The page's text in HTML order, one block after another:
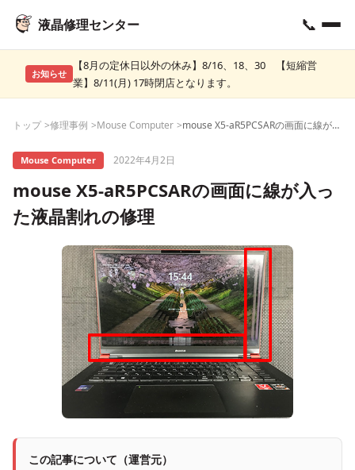
液晶修理センター 📞
お知らせ
【8月の定休日以外の休み】8/16、18、30 【短縮営
業】8/11(月) 17時閉店となります。
トップ 修理事例 Mouse Computer mouse X5-aR5PCSARの画面に線が入った液晶割れの修理
Mouse Computer 2022年4月2日
mouse X5-aR5PCSARの画面に線が入っ
た液晶割れの修理
この記事について（運営元）